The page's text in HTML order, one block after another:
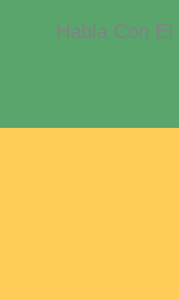
Habla Con El